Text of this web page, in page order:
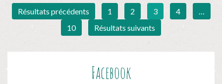
Résultats précédents 1 2 3 4
…
10
Résultats suivants
Facebook